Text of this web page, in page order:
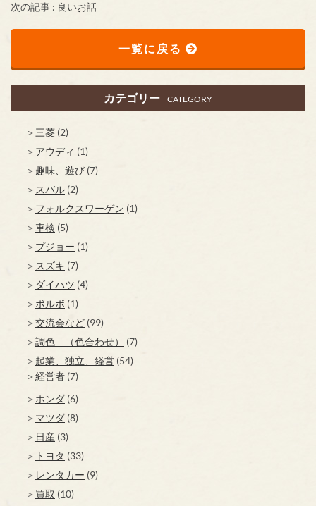
次の記事 : 良いお話
一覧に戻る
カテゴリー CATEGORY
三菱 (2)
アウディ (1)
趣味、遊び (7)
スバル (2)
フォルクスワーゲン (1)
車検 (5)
プジョー (1)
スズキ (7)
ダイハツ (4)
ボルボ (1)
交流会など (99)
調色 （色合わせ）
(7)
起業、独立、経営 (54)
経営者 (7)
ホンダ (6)
マツダ (8)
日産 (3)
トヨタ (33)
レンタカー (9)
買取 (10)